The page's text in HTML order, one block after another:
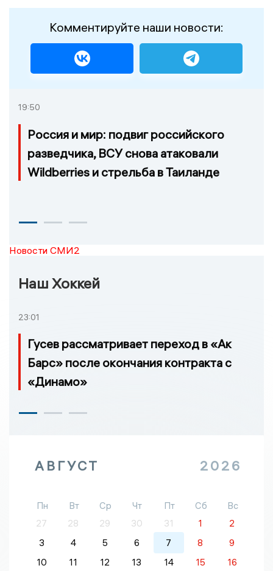
Комментируйте наши новости:
19:50
Россия и мир: подвиг российского
разведчика, ВСУ снова атаковали
Wildberries и стрельба в Таиланде
Новости СМИ2
Наш Хоккей
23:01
Гусев рассматривает переход в «Ак
Барс» после окончания контракта с
«Динамо»
АВГУСТ 2026
Пн Вт Ср Чт Пт Сб
Вс
27
28 29 30 31 1
2
3
4 5 6 7 8
9
10
11 12 13 14 15 16